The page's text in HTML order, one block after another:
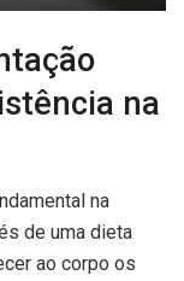
na
na
de uma dieta
ao corpo os